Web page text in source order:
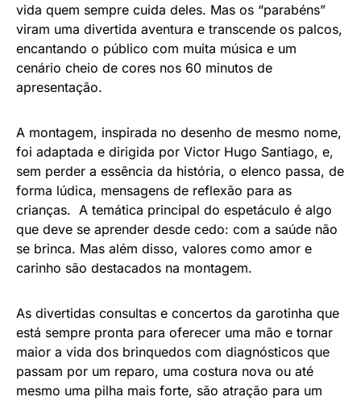
vida quem sempre cuida deles. Mas os “parabéns”
viram uma divertida aventura e transcende os palcos,
encantando o público com muita música e um
cenário cheio de cores nos 60 minutos de
apresentação.
A montagem, inspirada no desenho de mesmo nome,
foi adaptada e dirigida por Victor Hugo Santiago, e,
sem perder a essência da história, o elenco passa, de
forma lúdica, mensagens de reflexão para as
crianças. A temática principal do espetáculo é algo
que deve se aprender desde cedo: com a saúde não
se brinca. Mas além disso, valores como amor e
carinho são destacados na montagem.
As divertidas consultas e concertos da garotinha que
está sempre pronta para oferecer uma mão e tornar
maior a vida dos brinquedos com diagnósticos que
passam por um reparo, uma costura nova ou até
mesmo uma pilha mais forte, são atração para um